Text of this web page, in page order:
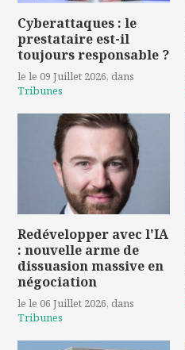
Cyberattaques : le
prestataire est-il
toujours responsable ?
le le 09 Juillet 2026, dans
Tribunes
Redévelopper avec l'IA
: nouvelle arme de
dissuasion massive en
négociation
le le 06 Juillet 2026, dans
Tribunes